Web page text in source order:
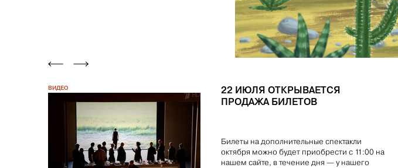
ВИДЕО
22 ИЮЛЯ ОТКРЫВАЕТСЯ
ПРОДАЖА БИЛЕТОВ
Билеты на дополнительные спектакли
октября можно будет приобрести с 11:00 на
нашем сайте, в течение дня — у нашего